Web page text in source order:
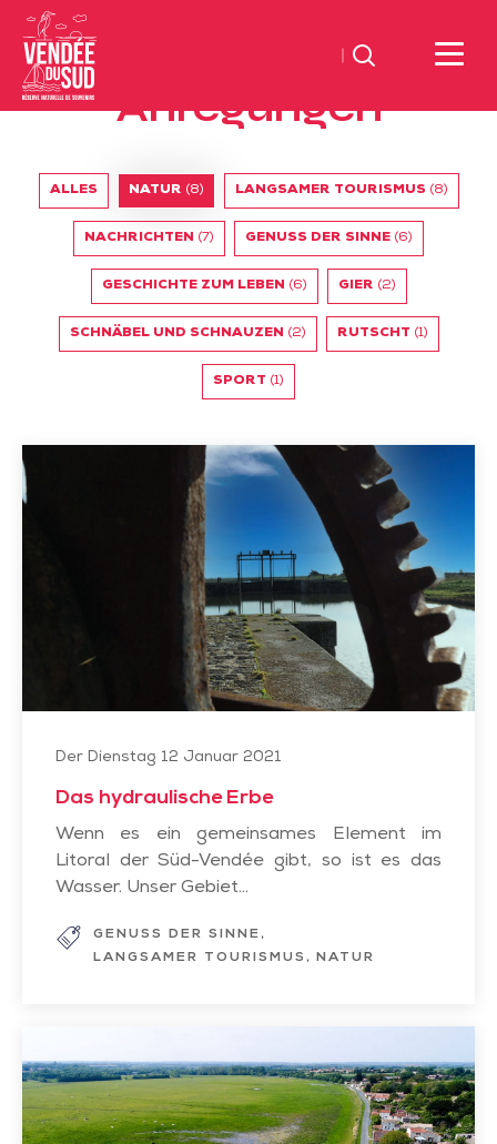
Sud
Littoral
TourismusSüd
Vendée
Suchen
Anregungen
ALLES NATUR (8) LANGSAMER TOURISMUS (8)
NACHRICHTEN (7) GENUSS DER SINNE (6)
GESCHICHTE ZUM LEBEN (6) GIER (2)
SCHNÄBEL UND SCHNAUZEN (2) RUTSCHT (1)
SPORT (1)
Das
hydraulische
Der Dienstag 12 Januar 2021
Das hydraulische Erbe
Wenn es ein gemeinsames Element im
Litoral der Süd-Vendée gibt, so ist es das
Wasser. Unser Gebiet...
GENUSS DER SINNE
LANGSAMER TOURISMUS
NATUR
„Communal“
von
Lairoux,